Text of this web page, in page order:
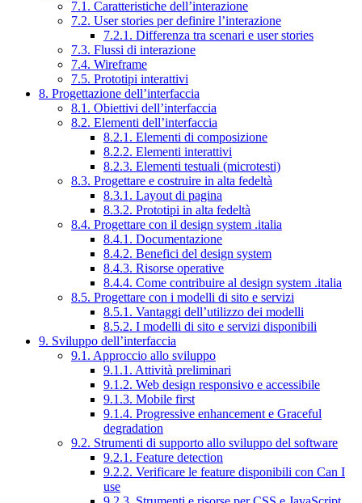
7.1. Caratteristiche dell’interazione
7.2. User stories per definire l’interazione
7.2.1. Differenza tra scenari e user stories
7.3. Flussi di interazione
7.4. Wireframe
7.5. Prototipi interattivi
8. Progettazione dell’interfaccia
8.1. Obiettivi dell’interfaccia
8.2. Elementi dell’interfaccia
8.2.1. Elementi di composizione
8.2.2. Elementi interattivi
8.2.3. Elementi testuali (microtesti)
8.3. Progettare e costruire in alta fedeltà
8.3.1. Layout di pagina
8.3.2. Prototipi in alta fedeltà
8.4. Progettare con il design system .italia
8.4.1. Documentazione
8.4.2. Benefici del design system
8.4.3. Risorse operative
8.4.4. Come contribuire al design system .italia
8.5. Progettare con i modelli di sito e servizi
8.5.1. Vantaggi dell’utilizzo dei modelli
8.5.2. I modelli di sito e servizi disponibili
9. Sviluppo dell’interfaccia
9.1. Approccio allo sviluppo
9.1.1. Attività preliminari
9.1.2. Web design responsivo e accessibile
9.1.3. Mobile first
9.1.4. Progressive enhancement e Graceful
degradation
9.2. Strumenti di supporto allo sviluppo del software
9.2.1. Feature detection
9.2.2. Verificare le feature disponibili con Can I
use